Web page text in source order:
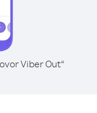
Viber Out“